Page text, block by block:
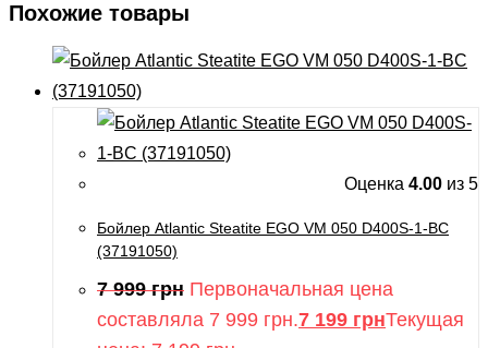
Похожие товары
Оценка 4.00 из 5
Бойлер Atlantic Steatite EGO VM 050 D400S-1-BC
(37191050)
7 999грн Первоначальная цена
составляла 7 999 грн.7 199 грнТекущая